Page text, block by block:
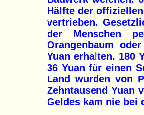
Hälfte der
vertrieben.
der Menschen
Orangenbaum
Yuan erhalten. 180
36 Yuan für einen
Land wurden von
Zehntausend Yuan
Geldes kam nie bei